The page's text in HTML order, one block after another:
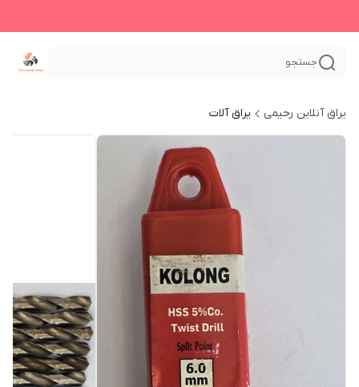
جستجو
یراق آنلاین رحیمی یراق آلات